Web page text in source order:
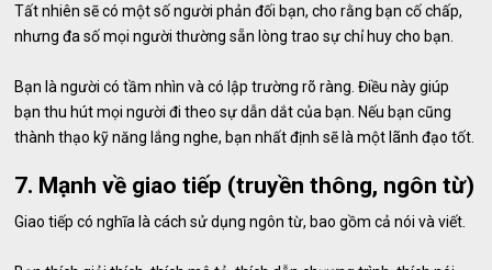
Tất nhiên sẽ có một số người phản đối bạn, cho rằng bạn cố chấp,
nhưng đa số mọi người thường sẵn lòng trao sự chỉ huy cho bạn.
Bạn là người có tầm nhìn và có lập trường rõ ràng. Điều này giúp
bạn thu hút mọi người đi theo sự dẫn dắt của bạn. Nếu bạn cũng
thành thạo kỹ năng lắng nghe, bạn nhất định sẽ là một lãnh đạo tốt.
7. Mạnh về giao tiếp (truyền thông, ngôn từ)
Giao tiếp có nghĩa là cách sử dụng ngôn từ, bao gồm cả nói và viết.